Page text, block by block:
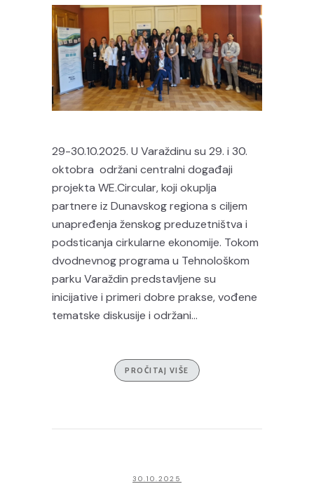
29-30.10.2025. U Varaždinu su 29. i 30.
oktobra održani centralni događaji
projekta WE.Circular, koji okuplja
partnere iz Dunavskog regiona s ciljem
unapređenja ženskog preduzetništva i
podsticanja cirkularne ekonomije. Tokom
dvodnevnog programa u Tehnološkom
parku Varaždin predstavljene su
inicijative i primeri dobre prakse, vođene
tematske diskusije i održani...
PROČITAJ VIŠE
30.10.2025